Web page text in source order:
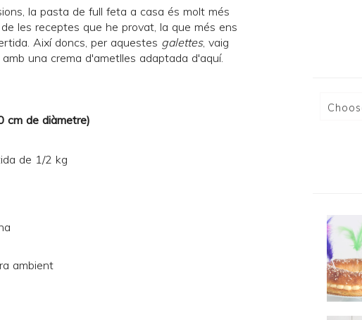
la pasta de full feta a casa és molt més
les receptes que he provat, la que més ens
. Així doncs, per aquestes galettes, vaig
una crema d'ametlles adaptada d'aquí.
cm de diàmetre)
de 1/2 kg
ambient